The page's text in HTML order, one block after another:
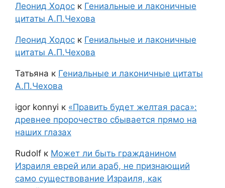
Леонид Ходос к Гениальные и лаконичные
цитаты А.П.Чехова
Леонид Ходос к Гениальные и лаконичные
цитаты А.П.Чехова
Татьяна к Гениальные и лаконичные цитаты
А.П.Чехова
igor konnyi к «Править будет желтая раса»:
древнее пророчество сбывается прямо на
наших глазах
Rudolf к Может ли быть гражданином
Израиля еврей или араб, не признающий
само существование Израиля, как